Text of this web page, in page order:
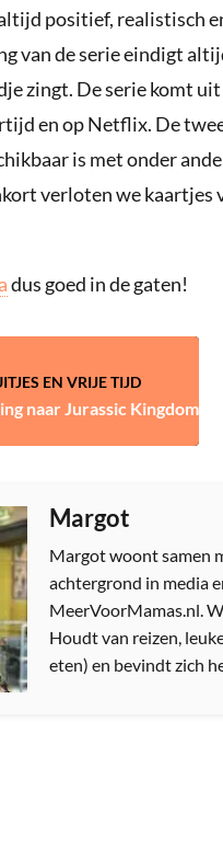
positief, realistisch
van de serie eindigt
zingt. De serie komt
en op Netflix. De
is met onder
verloten we kaartjes
dus goed in de gaten!
EN VRIJE TIJD
naar Jurassic Kingdom
Margot
Margot woont samen
achtergrond in media
MeerVoorMamas.nl.
Houdt van reizen,
eten) en bevindt zich